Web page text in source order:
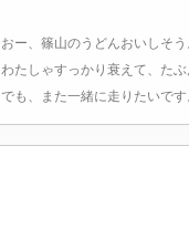
おー、篠山のうどんおいしそう
わたしゃすっかり衰えて、た
でも、また一緒に走りたいです